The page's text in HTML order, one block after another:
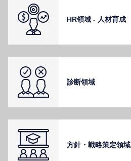
HR領域 - ⼈材育成
診断領域
⽅針・戦略策定領域